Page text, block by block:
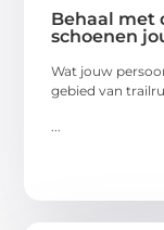
Behaal met
schoenen
Wat jouw
gebied van